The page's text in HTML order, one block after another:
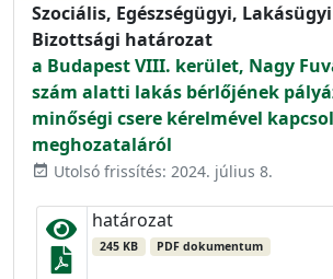
Szociális, Egészségügyi,
Bizottsági határozat
a Budapest VIII. kerület, Nagy
szám alatti lakás bérlőjének
minőségi csere kérelmével
meghozataláról
event_available Utolsó frissítés: 2024. július 8.
határozat
245 KB PDF dokumentum